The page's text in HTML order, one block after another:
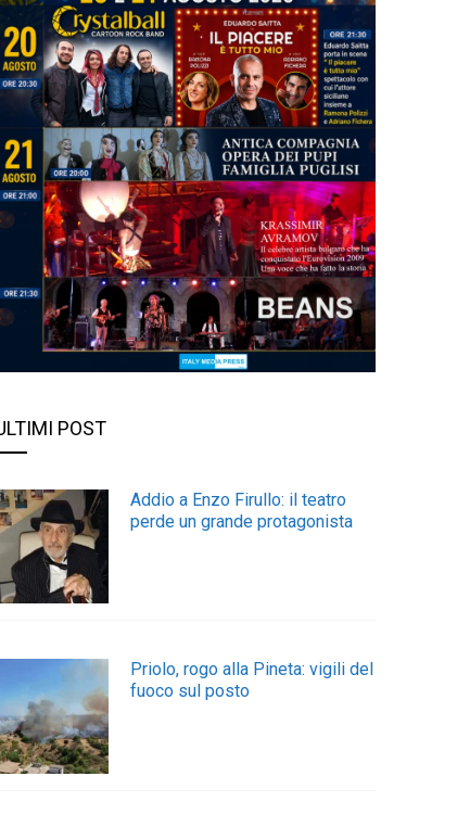
POST
Addio a Enzo Firullo: il teatro
perde un grande protagonista
Priolo, rogo alla Pineta: vigili del
fuoco sul posto